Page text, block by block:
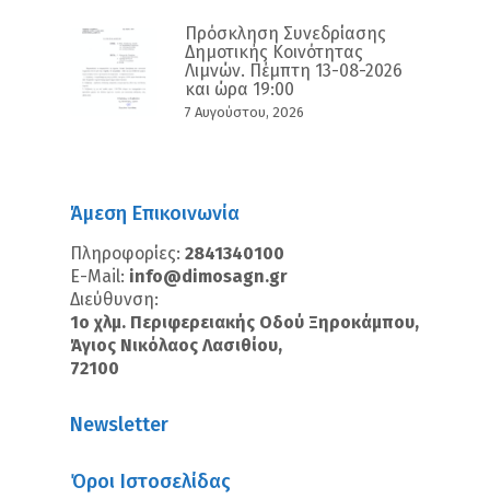
Πρόσκληση Συνεδρίασης
Δημοτικής Κοινότητας
Λιμνών. Πέμπτη 13-08-2026
και ώρα 19:00
7 Αυγούστου, 2026
Άμεση Επικοινωνία
Πληροφορίες: 2841340100
E-Mail: info@dimosagn.gr
Διεύθυνση:
1ο χλμ. Περιφερειακής Οδού Ξηροκάμπου,
Άγιος Νικόλαος Λασιθίου,
72100
Newsletter
Όροι Ιστοσελίδας